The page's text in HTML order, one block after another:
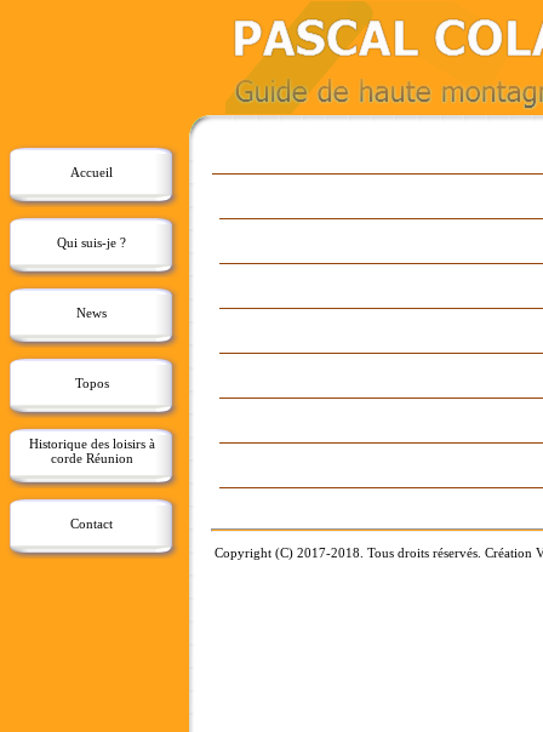
Accueil
Qui suis-je ?
News
Topos
Historique des loisirs à
corde Réunion
Contact
Copyright (C) 2017-2018. Tous droits réservés. Création